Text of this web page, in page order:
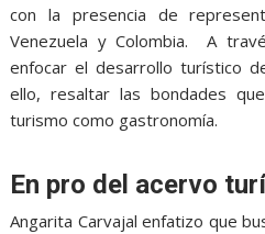
con la presencia de
Venezuela y Colombia. A
enfocar el desarrollo turístico
ello, resaltar las bondades
turismo como gastronomía.
En pro del acervo
Angarita Carvajal enfatizo que